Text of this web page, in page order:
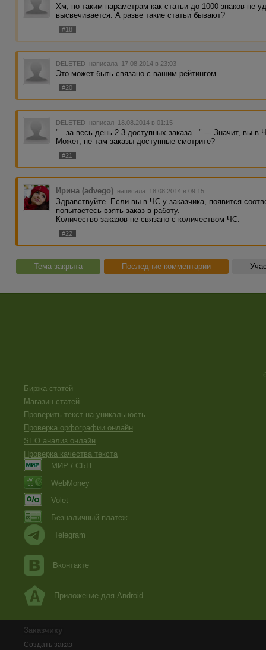
Хм, по таким параметрам как статьи до 1000 знаков не
высвечивается. А разве такие статьи бывают?
#18
DELETED написала 17.08.2014 в 23:03
Это может быть связано с вашим рейтингом.
#20
DELETED написал 18.08.2014 в 01:15
"...за весь день 2-3 доступных заказа..." --- Значит, вы в
Может, не там заказы доступные смотрите?
#21
Ирина (advego) написала 18.08.2014 в 09:15
Здравствуйте. Если вы в ЧС у заказчика, появится
попытаетесь взять заказ в работу.
Количество заказов не связано с количеством ЧС.
#22
Тема закрыта Последние комментарии
Биржа статей
Магазин статей
Проверить текст на уникальность
Проверка орфографии онлайн
SEO анализ онлайн
Проверка качества текста
МИР / СБП
WebMoney
Volet
Безналичный платеж
Telegram
Вконтакте
Приложение для Android
Заказчику
Создать заказ